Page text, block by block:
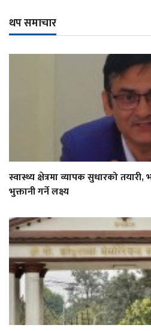
थप समाचार
स्वास्थ्य क्षेत्रमा व्यापक सुधारको तयारी,
भुक्तानी गर्ने लक्ष्य